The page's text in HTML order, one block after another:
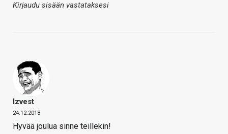
Kirjaudu sisään vastataksesi
Izvest
24.12.2018
Hyvää joulua sinne teillekin!